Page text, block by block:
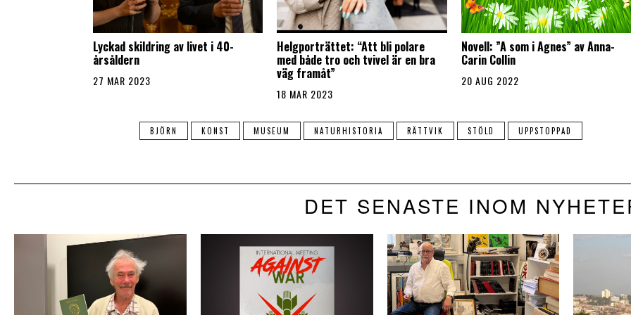
Lyckad skildring av livet i 40-
årsåldern
27 MAR 2023
Helgporträttet: “Att bli polare
med både tro och tvivel är en bra
väg framåt”
18 MAR 2023
Novell: ”A som i Agnes” av Anna-
Carin Collin
20 AUG 2022
BJÖRN KONST MUSEUM NATURHISTORIA RÄTTVIK STÖLD UPPSTOPPAD
DET SENASTE INOM